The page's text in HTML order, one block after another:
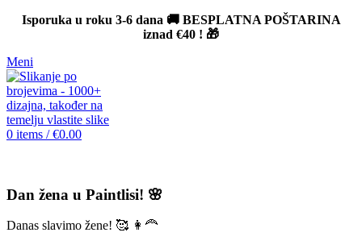
Isporuka u roku 3-6 dana 🚚 BESPLATNA POŠTARINA
iznad €40 ! 🎁
Meni
0 items / €0.00
Dan žena u Paintlisi! 🌸
Danas slavimo žene! 🥰 👩‍🦰